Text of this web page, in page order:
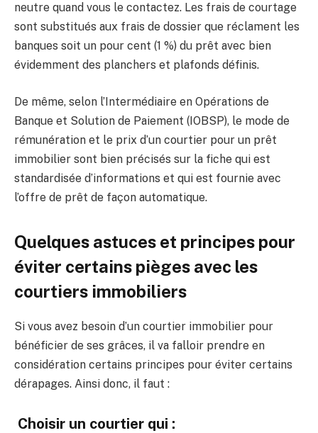
neutre quand vous le contactez. Les frais de courtage
sont substitués aux frais de dossier que réclament les
banques soit un pour cent (1 %) du prêt avec bien
évidemment des planchers et plafonds définis.
De même, selon l’Intermédiaire en Opérations de
Banque et Solution de Paiement (IOBSP), le mode de
rémunération et le prix d’un courtier pour un prêt
immobilier sont bien précisés sur la fiche qui est
standardisée d’informations et qui est fournie avec
l’offre de prêt de façon automatique.
Quelques astuces et principes pour
éviter certains pièges avec les
courtiers immobiliers
Si vous avez besoin d’un courtier immobilier pour
bénéficier de ses grâces, il va falloir prendre en
considération certains principes pour éviter certains
dérapages. Ainsi donc, il faut :
Choisir un courtier qui :